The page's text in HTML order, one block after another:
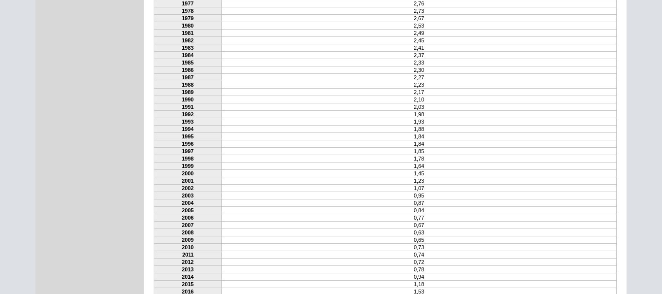
1977
2,76
1978
2,73
1979
2,67
1980
2,53
1981
2,49
1982
2,45
1983
2,41
1984
2,37
1985
2,33
1986
2,30
1987
2,27
1988
2,23
1989
2,17
1990
2,10
1991
2,03
1992
1,98
1993
1,93
1994
1,88
1995
1,84
1996
1,84
1997
1,85
1998
1,78
1999
1,64
2000
1,45
2001
1,23
2002
1,07
2003
0,95
2004
0,87
2005
0,84
2006
0,77
2007
0,67
2008
0,63
2009
0,65
2010
0,73
2011
0,74
2012
0,72
2013
0,78
2014
0,94
2015
1,18
2016
1,53